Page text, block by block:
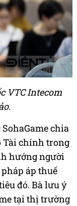
VTC Intecom
chia
Tài chính trong
hướng người
áp thuế
đó. Bà lưu ý
tại thị trường